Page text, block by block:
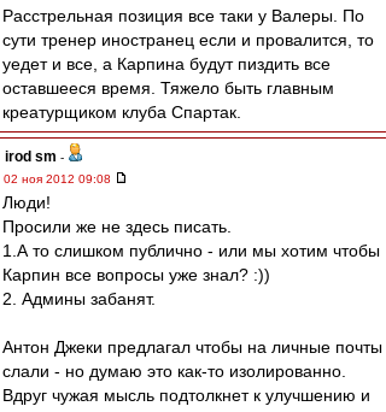
Расстрельная позиция все таки у Валеры. По
сути тренер иностранец если и провалится, то
уедет и все, а Карпина будут пиздить все
оставшееся время. Тяжело быть главным
креатурщиком клуба Спартак.
irod sm -
02 ноя 2012 09:08
Люди!
Просили же не здесь писать.
1.А то слишком публично - или мы хотим чтобы
Карпин все вопросы уже знал? :))
2. Админы забанят.
Антон Джеки предлагал чтобы на личные почты
слали - но думаю это как-то изолированно.
Вдруг чужая мысль подтолкнет к улучшению и